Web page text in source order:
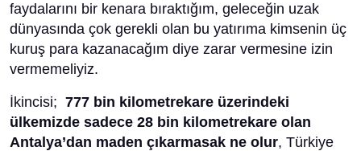
faydalarını bir kenara bıraktığım, geleceğin uzak
dünyasında çok gerekli olan bu yatırıma kimsenin üç
kuruş para kazanacağım diye zarar vermesine izin
vermemeliyiz.
İkincisi; 777 bin kilometrekare üzerindeki
ülkemizde sadece 28 bin kilometrekare olan
Antalya’dan maden çıkarmasak ne olur, Türkiye